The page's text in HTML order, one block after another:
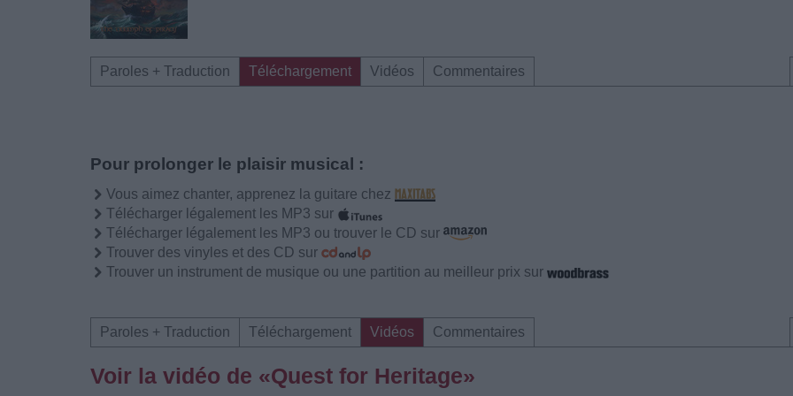
Paroles + Traduction Téléchargement Vidéos Commentaires
Pour prolonger le plaisir musical :
Vous aimez chanter, apprenez la guitare chez
Télécharger légalement les MP3 sur
Télécharger légalement les MP3 ou trouver le CD sur
Trouver des vinyles et des CD sur
Trouver un instrument de musique ou une partition au meilleur prix sur
Paroles + Traduction Téléchargement Vidéos Commentaires
Voir la vidéo de «Quest for Heritage»